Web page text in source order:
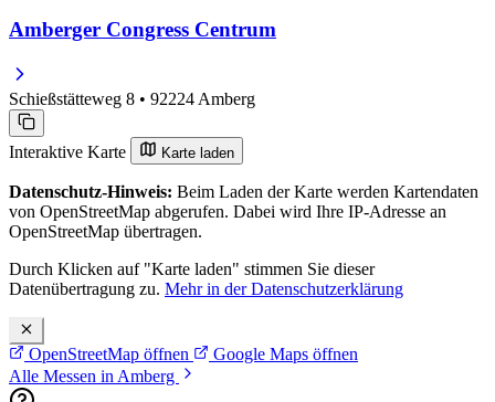
Amberger Congress Centrum
Schießstätteweg 8 • 92224 Amberg
Interaktive Karte Karte laden
Datenschutz-Hinweis: Beim Laden der Karte werden Kartendaten
von OpenStreetMap abgerufen. Dabei wird Ihre IP-Adresse an
OpenStreetMap übertragen.
Durch Klicken auf "Karte laden" stimmen Sie dieser
Datenübertragung zu. Mehr in der Datenschutzerklärung
OpenStreetMap öffnen
Google Maps öffnen
Alle Messen in Amberg